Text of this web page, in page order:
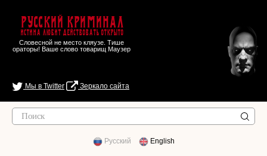
Русский Криминал
Истина любит действовать открыто
Словесной не место кляузе. Тише
ораторы! Ваше слово товарищ Маузер
Мы в Twitter Зеркало сайта
Русский English